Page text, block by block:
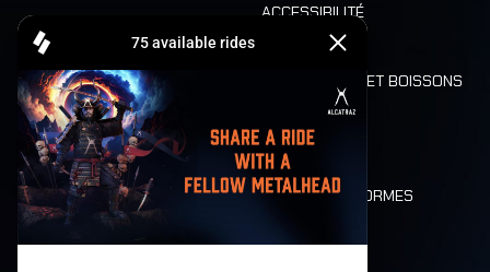
ACCESSIBILITÉ
CASHLESS
ALIMENTATION ET BOISSONS
LONE WOLVES
PLAN
DEATH RIDE
VALEURS ET NORMES
HISTOIRE